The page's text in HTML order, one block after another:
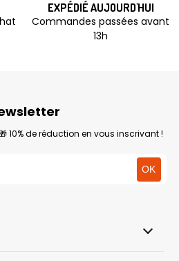
EXPÉDIÉ AUJOURD'HUI
Commandes passées avant
13h
10% de réduction en vous inscrivant !